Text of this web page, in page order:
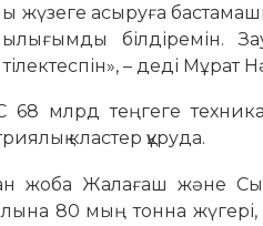
асыруға
білдіремін.
– деді Мұрат
млрд теңгеге
кластер құруда.
жоба Жалағаш және
80 мың тонна жүгері,